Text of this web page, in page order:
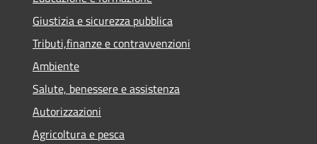
Giustizia e sicurezza pubblica
Tributi,finanze e contravvenzioni
Ambiente
Salute, benessere e assistenza
Autorizzazioni
Agricoltura e pesca